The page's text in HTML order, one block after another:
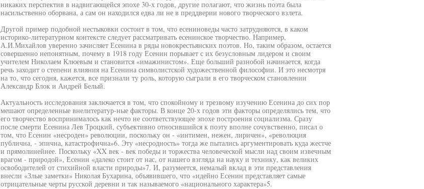
никаких перспектив в надвигающейся эпохе 30-х годов, другие полагают, что жизнь поэта была
насильственно оборвана, а сам он находился едва ли не в преддверии нового творческого взлета.
Другой пример подобной нестыковки состоит в том, что есениноведы часто затрудняются, в каком
историко-литературном контексте следует рассматривать есенинское творчество. Например,
А.И.Михайлов уверенно зачисляет Есенина в ряды новокрестьянских поэтов. Но, таким образом, остается
совершенно непонятным, почему в 1918 году Есенин порывает с их безусловным лидером и своим
учителем Николаем Клюевым и становится «имажинистом». Еще больший разнобой начинается, когда
речь заходит о степени влияния на Есенина символистской художественной философии. И это несмотря
на то, что сегодня, кажется, все признали ту роль, которую сыграли в его творческом становлении
Александр Блок и Андрей Белый.
Актуальность исследования заключается в том, что спокойному и трезвому изучению Есенина до сих пор
мешают определенные внелитератур-ные факторы. В конце 20-х годов эти факторы определялись тем, что
его творчество воспринималось как нечто не соответствующее эпохе построения социализма. Сразу
после смерти Есенина Лев Троцкий, субъективно относившийся к поэту вполне сочувственно, писал о
том, что Есенин «несроден» революции, поскольку он - «интимен, нежен, лиричен», «революция
публична, - эпична, катастрофична»6. Эту «несродность» тогда же пытались аргументировать куда жестче
и прямолинейнее. Поскольку «XX век - век победы и торжества человеческой мысли над своим извечным
врагом - природой», Есенин «далеко стоит от нас, от нашего взгляда на науку и технику, как великих
освободителей от стихийной власти природы»7. И, разумеется, немалый вклад в эти представления
внесли «Злые заметки» Николая Бухарина, объявившего, что «идейно Есенин представляет самые
отрицательные черты русской деревни и так называемого «национального характера»5.